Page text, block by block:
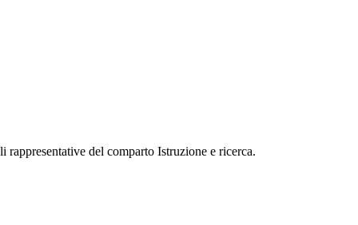
del comparto Istruzione e ricerca.